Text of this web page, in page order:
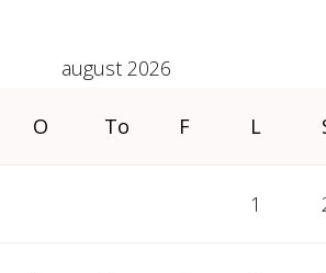
august 2026
O To F L
1